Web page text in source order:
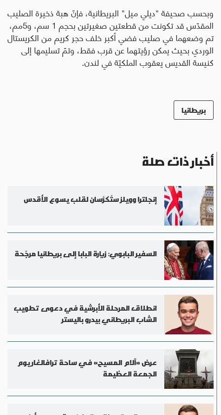
وبحسب صحيفة "ديلي ميل" البريطانية، فإنّ هبة ذخيرة الصليب
المقدّس قد تكونت من قطعتين صغيرتين بحجم 1 سم، و5مم،
تم وضعهما في صليب فضي أكبر خلف حجر كريم من الكريستال
الوردي بحيث يمكن رؤيتهما عن قرب فقط، وتمّ تسليمها إلى
كنيسة القديس يعقوب الملكيّة في لندن.
بريطانيا
أخبار ذات صلة
إنجلترا وويلز ستُكرَّسان لقلب يسوع الأقدس
السفير البابوي: زيارة البابا إلى بريطانيا مرجّحة
انطلاق المرحلة الأبرشية في دعوى تطويب
الشاب البريطاني بيدرو باليستر
عرض «آلام المسيح» في ساحة ترافالغار يوم
الجمعة العظيمة